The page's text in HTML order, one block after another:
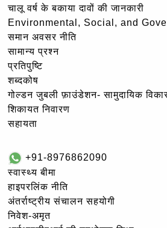
चालू वर्ष के बकाया दावों की जानकारी
Environmental, Social, and
समान अवसर नीति
सामान्य प्रश्न
प्रतिपुष्टि
शब्दकोष
गोल्‍डन जुबली फ़ाउंडेशन- सामुदायिक
शिकायत निवारण
सहायता
+91-8976862090
स्वास्थ्य बीमा
हाइपरलिंक नीति
अंतर्राष्ट्रीय संचालन सहयोगी
निवेश-अमृत